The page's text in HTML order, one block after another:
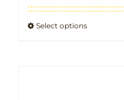
Select options